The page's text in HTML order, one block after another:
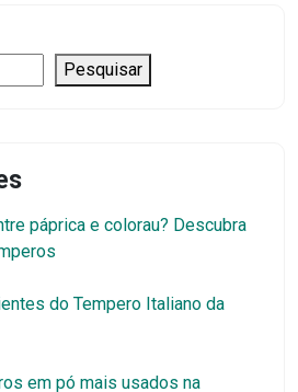
Pesquisar
páprica e colorau? Descubra
do Tempero Italiano da
em pó mais usados na